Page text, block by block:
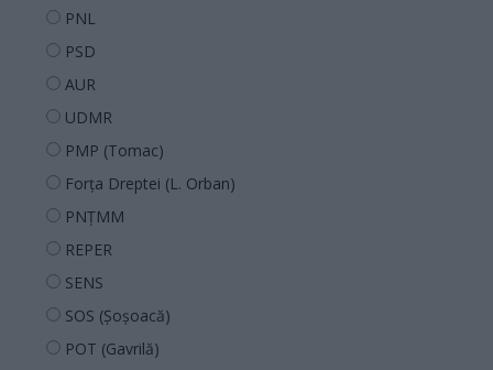
PNL
PSD
AUR
UDMR
PMP (Tomac)
Forța Dreptei (L. Orban)
PNȚMM
REPER
SENS
SOS (Șoșoacă)
POT (Gavrilă)